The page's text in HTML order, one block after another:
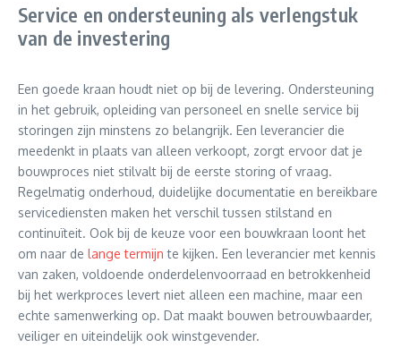
Service en ondersteuning als verlengstuk
van de investering
Een goede kraan houdt niet op bij de levering. Ondersteuning
in het gebruik, opleiding van personeel en snelle service bij
storingen zijn minstens zo belangrijk. Een leverancier die
meedenkt in plaats van alleen verkoopt, zorgt ervoor dat je
bouwproces niet stilvalt bij de eerste storing of vraag.
Regelmatig onderhoud, duidelijke documentatie en bereikbare
servicediensten maken het verschil tussen stilstand en
continuïteit. Ook bij de keuze voor een bouwkraan loont het
om naar de lange termijn te kijken. Een leverancier met kennis
van zaken, voldoende onderdelenvoorraad en betrokkenheid
bij het werkproces levert niet alleen een machine, maar een
echte samenwerking op. Dat maakt bouwen betrouwbaarder,
veiliger en uiteindelijk ook winstgevender.